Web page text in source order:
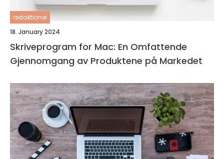
redaktionel
18. January 2024
Skriveprogram for Mac: En Omfattende
Gjennomgang av Produktene på Markedet